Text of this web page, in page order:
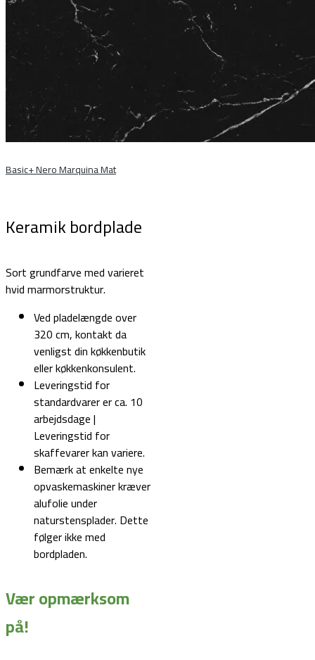
Basic+ Nero Marquina Mat
Keramik bordplade
Sort grundfarve med varieret
hvid marmorstruktur.
Ved pladelængde over
320 cm, kontakt da
venligst din køkkenbutik
eller køkkenkonsulent.
Leveringstid for
standardvarer er ca. 10
arbejdsdage |
Leveringstid for
skaffevarer kan variere.
Bemærk at enkelte nye
opvaskemaskiner kræver
alufolie under
naturstensplader. Dette
følger ikke med
bordpladen.
Vær opmærksom
på!